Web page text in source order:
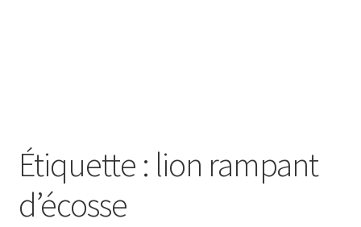
Étiquette : lion rampant
d’écosse